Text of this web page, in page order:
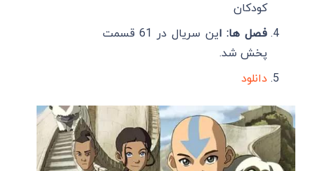
کودکان
فصل ها: ا
ین سریال در 61 قسمت
پخش شد.
دانلود